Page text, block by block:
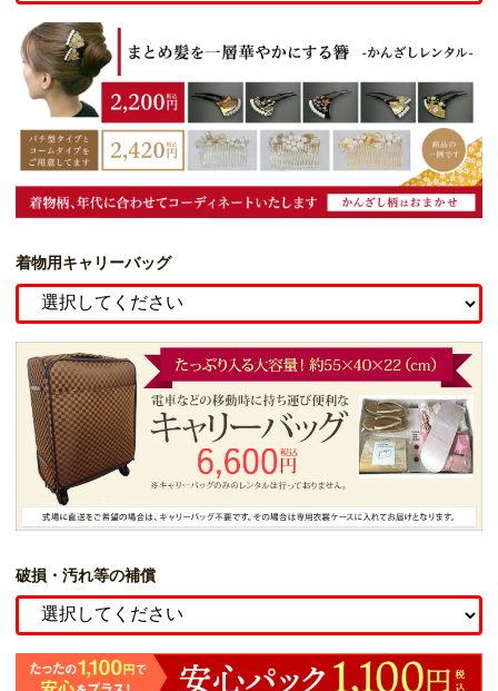
着物用キャリーバッグ
破損・汚れ等の補償